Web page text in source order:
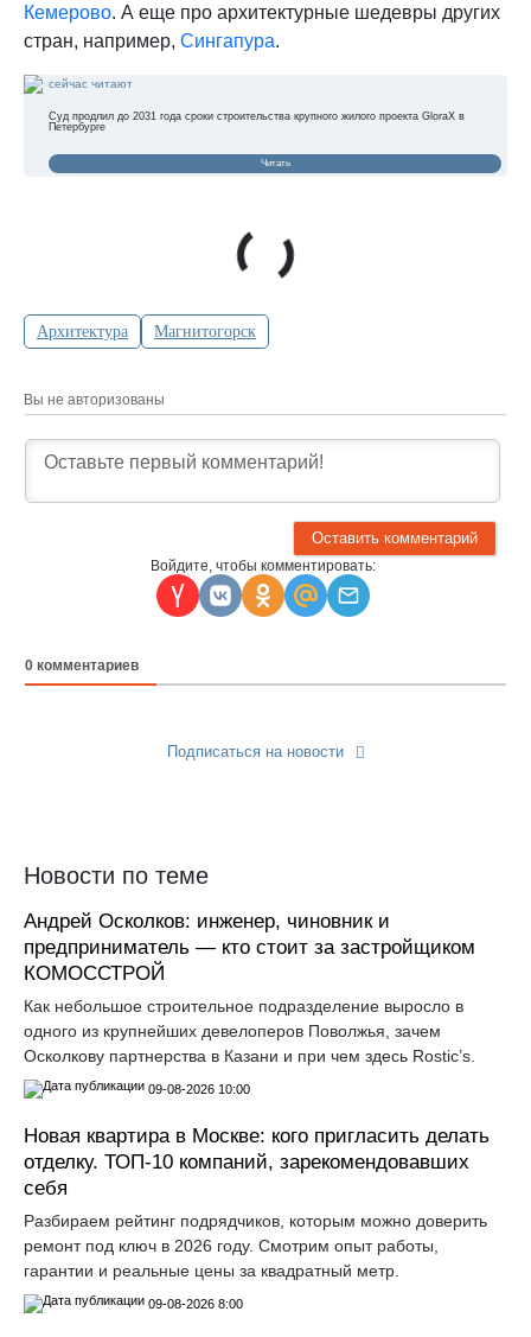
Кемерово. А еще про архитектурные шедевры других
стран, например, Сингапура.
сейчас читают
Суд продлил до 2031 года сроки строительства крупного жилого проекта GloraX в
Петербурге
Читать
Архитектура Магнитогорск
Вы не авторизованы
Войдите, чтобы комментировать:
0 комментариев
Подписаться на новости
Новости по теме
Андрей Осколков: инженер, чиновник и
предприниматель — кто стоит за застройщиком
КОМОССТРОЙ
Как небольшое строительное подразделение выросло в
одного из крупнейших девелоперов Поволжья, зачем
Осколкову партнерства в Казани и при чем здесь Rostic’s.
09-08-2026 10:00
Новая квартира в Москве: кого пригласить делать
отделку. ТОП-10 компаний, зарекомендовавших
себя
Разбираем рейтинг подрядчиков, которым можно доверить
ремонт под ключ в 2026 году. Смотрим опыт работы,
гарантии и реальные цены за квадратный метр.
09-08-2026 8:00